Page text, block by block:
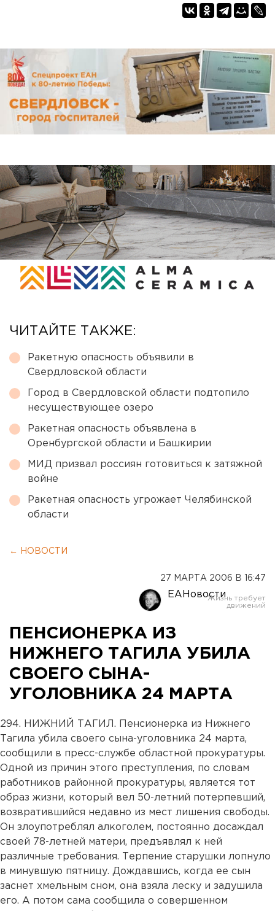
ЧИТАЙТЕ ТАКЖЕ:
Ракетную опасность объявили в
Свердловской области
Город в Свердловской области подтопило
несуществующее озеро
Ракетная опасность объявлена в
Оренбургской области и Башкирии
МИД призвал россиян готовиться к затяжной
войне
Ракетная опасность угрожает Челябинской
области
← НОВОСТИ
27 МАРТА 2006 В 16:47
ЕАНовости
ПЕНСИОНЕРКА ИЗ
НИЖНЕГО ТАГИЛА УБИЛА
СВОЕГО СЫНА-
УГОЛОВНИКА 24 МАРТА
294. НИЖНИЙ ТАГИЛ. Пенсионерка из Нижнего
Тагила убила своего сына-уголовника 24 марта,
сообщили в пресс-службе областной прокуратуры.
Одной из причин этого преступления, по словам
работников районной прокуратуры, является тот
образ жизни, который вел 50-летний потерпевший,
возвратившийся недавно из мест лишения свободы.
Он злоупотреблял алкоголем, постоянно досаждал
своей 78-летней матери, предъявлял к ней
различные требования. Терпение старушки лопнуло
в минувшую пятницу. Дождавшись, когда ее сын
заснет хмельным сном, она взяла леску и задушила
его. А потом сама сообщила о совершенном